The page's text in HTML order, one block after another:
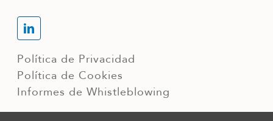
Política de Privacidad
Política de Cookies
Informes de Whistleblowing